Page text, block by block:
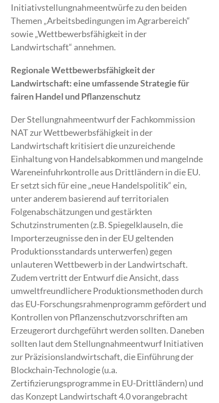
Initiativstellungnahmeentwürfe zu den beiden
Themen „Arbeitsbedingungen im Agrarbereich“
sowie „Wettbewerbsfähigkeit in der
Landwirtschaft“ annehmen.
Regionale Wettbewerbsfähigkeit der
Landwirtschaft: eine umfassende Strategie für
fairen Handel und Pflanzenschutz
Der Stellungnahmeentwurf der Fachkommission
NAT zur Wettbewerbsfähigkeit in der
Landwirtschaft kritisiert die unzureichende
Einhaltung von Handelsabkommen und mangelnde
Wareneinfuhrkontrolle aus Drittländern in die EU.
Er setzt sich für eine „neue Handelspolitik“ ein,
unter anderem basierend auf territorialen
Folgenabschätzungen und gestärkten
Schutzinstrumenten (z.B. Spiegelklauseln, die
Importerzeugnisse den in der EU geltenden
Produktionsstandards unterwerfen) gegen
unlauteren Wettbewerb in der Landwirtschaft.
Zudem vertritt der Entwurf die Ansicht, dass
umweltfreundlichere Produktionsmethoden durch
das EU-Forschungsrahmenprogramm gefördert und
Kontrollen von Pflanzenschutzvorschriften am
Erzeugerort durchgeführt werden sollten. Daneben
sollten laut dem Stellungnahmeentwurf Initiativen
zur Präzisionslandwirtschaft, die Einführung der
Blockchain-Technologie (u.a.
Zertifizierungsprogramme in EU-Drittländern) und
das Konzept Landwirtschaft 4.0 vorangebracht